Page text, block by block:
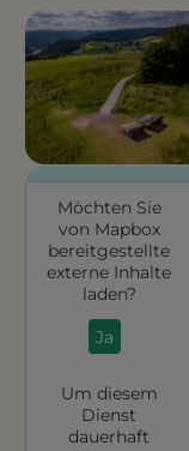
Möchten Sie
von Mapbox
bereitgestellte
externe Inhalte
laden?
Ja
Um diesem
Dienst
dauerhaft